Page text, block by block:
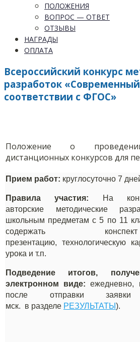
ПОЛОЖЕНИЯ
ВОПРОС — ОТВЕТ
ОТЗЫВЫ
НАГРАДЫ
ОПЛАТА
Всероссийский конкурс
разработок
соответствии с ФГОС»
Положение о
дистанционных конкурсов для
Прием работ: круглосуточно 7
Правила участия:
На
авторские методические
школьным предметам с 5 по 11
содержать
презентацию, технологическую
урока и т.п.
Подведение итогов,
электронном виде: ежедневно,
после отправки
мск. в разделе РЕЗУЛЬТАТЫ ).